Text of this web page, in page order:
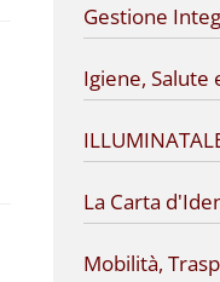
Gestione
Igiene, Salute
La Carta
Mobilità,